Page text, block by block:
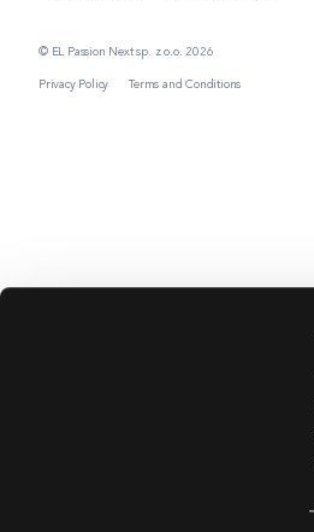
© EL Passion Next sp. z o.o. 2026
Privacy Policy Terms and Conditions